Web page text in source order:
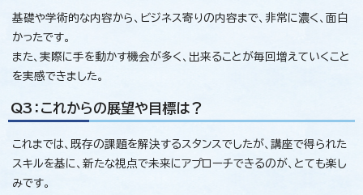
基礎や学術的な内容から、ビジネス寄りの内容まで、非常に濃く、面白
かったです。
また、実際に手を動かす機会が多く、出来ることが毎回増えていくこと
を実感できました。
Q3：これからの展望や目標は？
これまでは、既存の課題を解決するスタンスでしたが、講座で得られた
スキルを基に、新たな視点で未来にアプローチできるのが、とても楽し
みです。